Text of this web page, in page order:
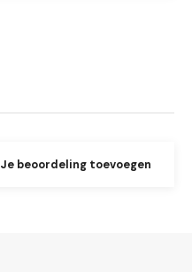
Je beoordeling toevoegen